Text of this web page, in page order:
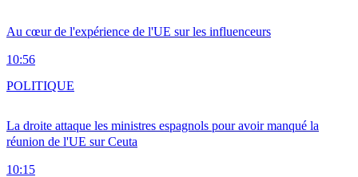
Au cœur de l'expérience de l'UE sur les influenceurs
10:56
La droite attaque les ministres espagnols pour avoir manqué la
réunion de l'UE sur Ceuta
10:15
POLITIQUE